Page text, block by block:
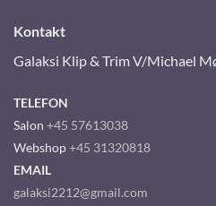
Kontakt
Galaksi Klip & Trim V/Michael
TELEFON
Salon +45 57613038
Webshop+45 31320818
EMAIL
galaksi2212@gmail.com